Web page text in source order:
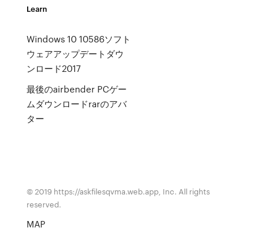
Learn
Windows 10 10586ソフト
ウェアアップデートダウ
ンロード2017
最後のairbender PCゲー
ムダウンロードrarのアバ
ター
© 2019 https://askfilesqvma.web.app, Inc. All rights
reserved.
MAP